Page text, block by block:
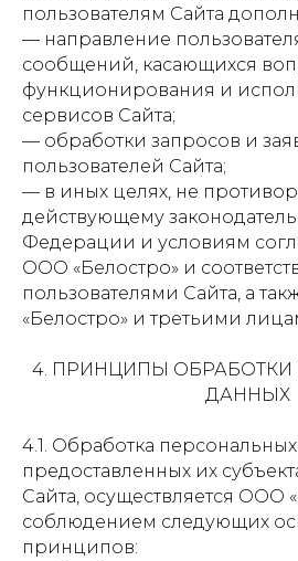
пользователям Сайта
— направление
сообщений, касающихся
функционирования и
сервисов Сайта;
— обработки запросов и
пользователей Сайта;
— в иных целях, не
действующему
Федерации и условиям
ООО «Белостро» и
пользователями Сайта, а
«Белостро» и третьими
4. ПРИНЦИПЫ
ДАННЫХ
4.1. Обработка
предоставленных их
Сайта, осуществляется ООО
соблюдением следующих
принципов: